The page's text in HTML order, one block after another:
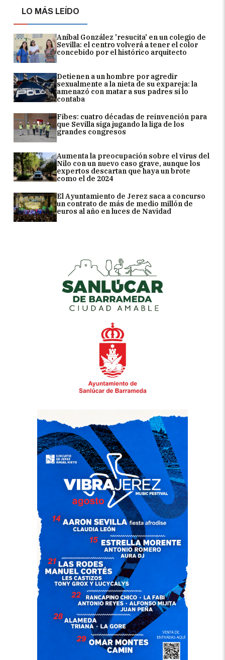
LO MÁS LEÍDO
Aníbal González 'resucita' en un colegio de
Sevilla: el centro volverá a tener el color
concebido por el histórico arquitecto
Detienen a un hombre por agredir
sexualmente a la nieta de su expareja: la
amenazó con matar a sus padres si lo
contaba
Fibes: cuatro décadas de reinvención para
que Sevilla siga jugando la liga de los
grandes congresos
Aumenta la preocupación sobre el virus del
Nilo con un nuevo caso grave, aunque los
expertos descartan que haya un brote
como el de 2024
El Ayuntamiento de Jerez saca a concurso
un contrato de más de medio millón de
euros al año en luces de Navidad